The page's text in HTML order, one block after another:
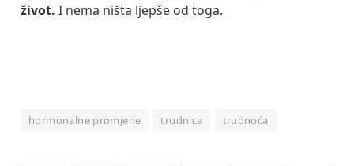
život. I nema ništa ljepše od toga.
hormonalne promjene trudnica trudnoća